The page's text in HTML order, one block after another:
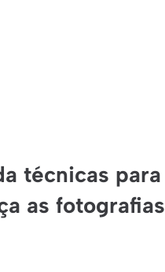
técnicas para
as fotografias